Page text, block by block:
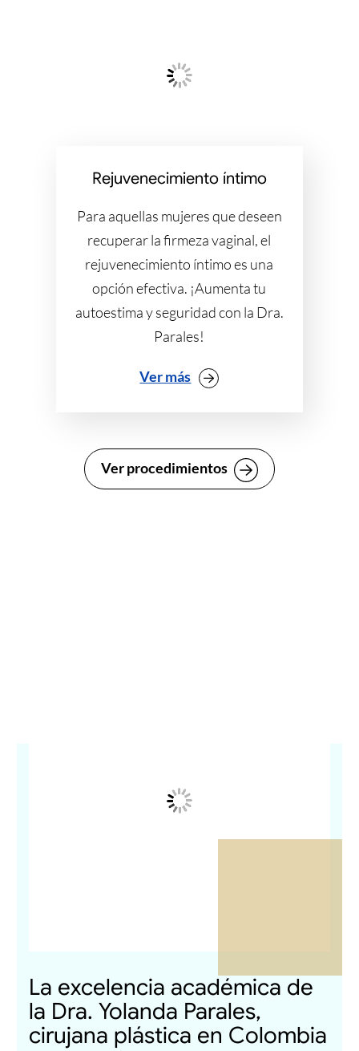
Rejuvenecimiento íntimo
Para aquellas mujeres que deseen
recuperar la firmeza vaginal, el
rejuvenecimiento íntimo es una
opción efectiva. ¡Aumenta tu
autoestima y seguridad con la Dra.
Parales!
Ver más
Ver procedimientos
La excelencia académica de
la Dra. Yolanda Parales,
cirujana plástica en Colombia